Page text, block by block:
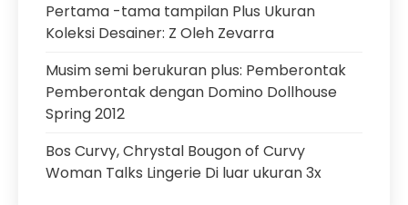
Pertama -tama tampilan Plus Ukuran
Koleksi Desainer: Z Oleh Zevarra
Musim semi berukuran plus: Pemberontak
Pemberontak dengan Domino Dollhouse
Spring 2012
Bos Curvy, Chrystal Bougon of Curvy
Woman Talks Lingerie Di luar ukuran 3x